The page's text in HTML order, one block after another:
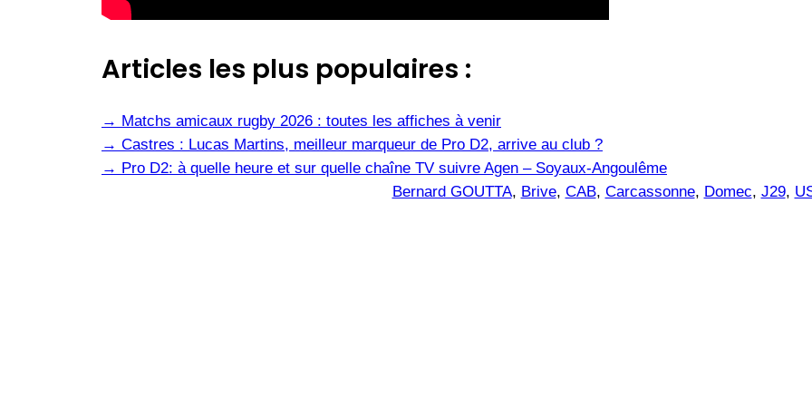
Articles les plus populaires :
→ Matchs amicaux rugby 2026 : toutes les affiches à venir
→ Castres : Lucas Martins, meilleur marqueur de Pro D2, arrive au club ?
→ Pro D2: à quelle heure et sur quelle chaîne TV suivre Agen – Soyaux-Angoulême
Bernard GOUTTA, Brive, CAB, Carcassonne, Domec, J29,